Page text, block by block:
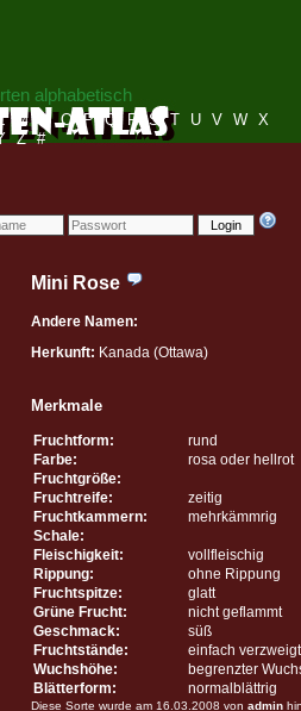
Login
alphabetisch
L M N O P Q R S T U V W X
Z #
Mini Rose
Andere Namen:
Herkunft: Kanada (Ottawa)
Merkmale
Fruchtform:
rund
Farbe:
rosa oder hellrot
Fruchtgröße:
Fruchtreife:
zeitig
Fruchtkammern:
mehrkämmrig
Schale:
Fleischigkeit:
vollfleischig
Rippung:
ohne Rippung
Fruchtspitze:
glatt
Grüne Frucht:
nicht geflammt
Geschmack:
süß
Fruchtstände:
einfach verzweigt
Wuchshöhe:
begrenzter
Blätterform:
normalblättrig
Diese Sorte wurde am 16.03.2008 von admin